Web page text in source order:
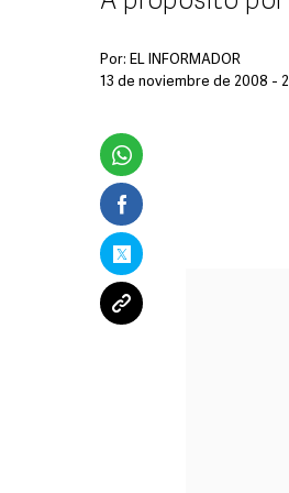
Por: EL INFORMADOR
13 de noviembre de 2008 -